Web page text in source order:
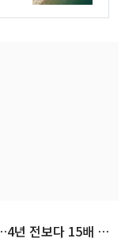
년 전보다 15배 폭